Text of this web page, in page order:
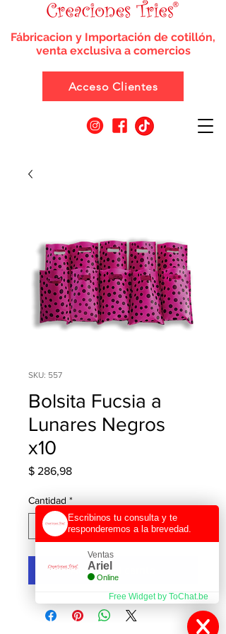
Fábricacion y Importación de cotillón,
venta exclusiva a comercios
Acceso Clientes
SKU: 557
Bolsita Fucsia a
Lunares Negros
x10
$ 286,98Precio
Cantidad *
Agregar al carrito
Escribinos tu consulta y te
responderemos a la brevedad.
Ventas
Ariel
Online
Free Widget by ToChat.be